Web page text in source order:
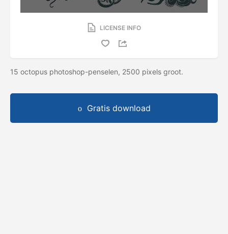
LICENSE INFO
15 octopus photoshop-penselen, 2500 pixels groot.
Gratis download